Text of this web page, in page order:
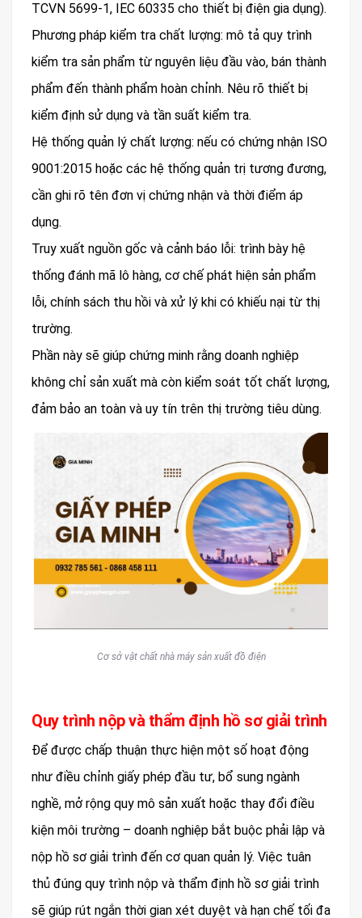
TCVN 5699-1, IEC 60335 cho thiết bị điện gia dụng).
Phương pháp kiểm tra chất lượng: mô tả quy trình
kiểm tra sản phẩm từ nguyên liệu đầu vào, bán thành
phẩm đến thành phẩm hoàn chỉnh. Nêu rõ thiết bị
kiểm định sử dụng và tần suất kiểm tra.
Hệ thống quản lý chất lượng: nếu có chứng nhận ISO
9001:2015 hoặc các hệ thống quản trị tương đương,
cần ghi rõ tên đơn vị chứng nhận và thời điểm áp
dụng.
Truy xuất nguồn gốc và cảnh báo lỗi: trình bày hệ
thống đánh mã lô hàng, cơ chế phát hiện sản phẩm
lỗi, chính sách thu hồi và xử lý khi có khiếu nại từ thị
trường.
Phần này sẽ giúp chứng minh rằng doanh nghiệp
không chỉ sản xuất mà còn kiểm soát tốt chất lượng,
đảm bảo an toàn và uy tín trên thị trường tiêu dùng.
Cơ sở vật chất nhà máy sản xuất đồ điện
Quy trình nộp và thẩm định hồ sơ giải trình
Để được chấp thuận thực hiện một số hoạt động
như điều chỉnh giấy phép đầu tư, bổ sung ngành
nghề, mở rộng quy mô sản xuất hoặc thay đổi điều
kiện môi trường – doanh nghiệp bắt buộc phải lập và
nộp hồ sơ giải trình đến cơ quan quản lý. Việc tuân
thủ đúng quy trình nộp và thẩm định hồ sơ giải trình
sẽ giúp rút ngắn thời gian xét duyệt và hạn chế tối đa